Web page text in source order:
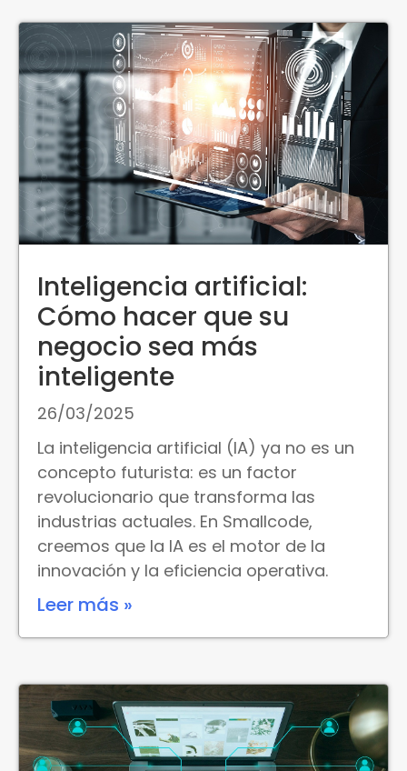
Inteligencia artificial:
Cómo hacer que su
negocio sea más
inteligente
26/03/2025
La inteligencia artificial (IA) ya no es un
concepto futurista: es un factor
revolucionario que transforma las
industrias actuales. En Smallcode,
creemos que la IA es el motor de la
innovación y la eficiencia operativa.
Leer más »